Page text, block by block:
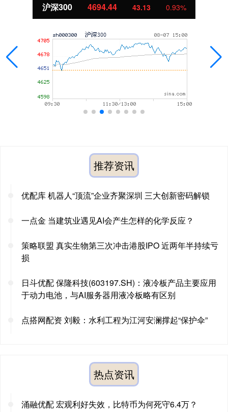
北证50 1134.24 11.37
推荐资讯
优配库 机器人“顶流”企业齐聚深圳 三大创新密码解锁
一点金 当建筑业遇见AI会产生怎样的化学反应？
策略联盟 真实生物第三次冲击港股IPO 近两年半持续亏
损
日斗优配 保隆科技(603197.SH)：液冷板产品主要应用
于动力电池，与AI服务器用液冷板略有区别
点搭网配资 刘毅：水利工程为江河安澜撑起“保护伞”
热点资讯
涌融优配 宏观利好失效，比特币为何死守6.4万？